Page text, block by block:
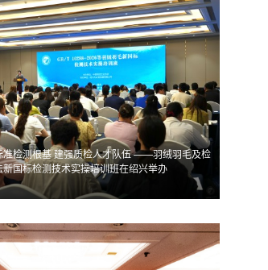
准检测根基 建强质检人才队伍 ——羽绒羽毛及检
新国标检测技术实操培训班在绍兴举办